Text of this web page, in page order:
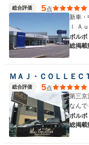
総合評価 5点
新車・
ｌ Ａ
ボルボ
総掲載
ＭＡＪ・ＣＯＬＬＥＣ
総合評価 5点
第三
なんで
ボルボ
総掲載